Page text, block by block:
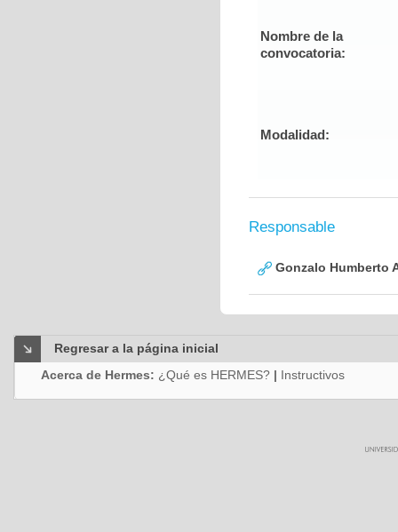
Nombre de la
convocatoria:
Modalidad:
Responsable
Gonzalo Humberto
Regresar a la página inicial
Acerca de Hermes: ¿Qué es HERMES? | Instructivos